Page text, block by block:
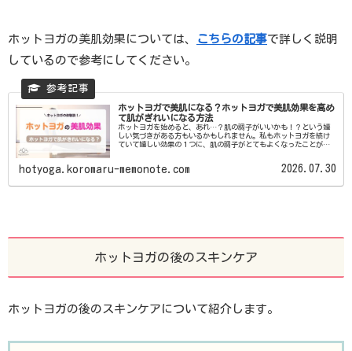
ホットヨガの美肌効果については、 こちらの記事で詳しく説明
しているので参考にしてください。
ホットヨガで美肌になる？ホットヨガで美肌効果を高め
て肌がぎれいになる方法
ホットヨガを始めると、あれ…？肌の調子がいいかも！？という嬉
しい気づきがある方もいるかもしれません。私もホットヨガを続け
ていて嬉しい効果の１つに、肌の調子がとてもよくなったことがあ
hotyoga.koromaru-memonote.com 2026.07.30
ホットヨガの後のスキンケア
ホットヨガの後のスキンケアについて紹介します。